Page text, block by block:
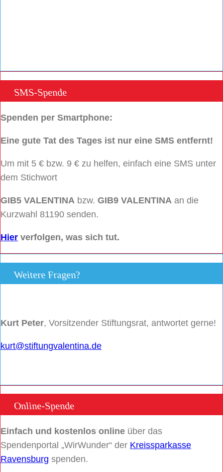
SMS-Spende
Spenden per Smartphone:
Eine gute Tat des Tages ist nur eine SMS entfernt!
Um mit 5 € bzw. 9 € zu helfen, einfach eine SMS unter
dem Stichwort
GIB5 VALENTINA bzw. GIB9 VALENTINA an die
Kurzwahl 81190 senden.
Hier verfolgen, was sich tut.
Weitere Fragen?
Kurt Peter, Vorsitzender Stiftungsrat, antwortet gerne!
kurt@stiftungvalentina.de
Online-Spende
Einfach und kostenlos online über das
Spendenportal „WirWunder“ der Kreissparkasse
Ravensburg spenden.